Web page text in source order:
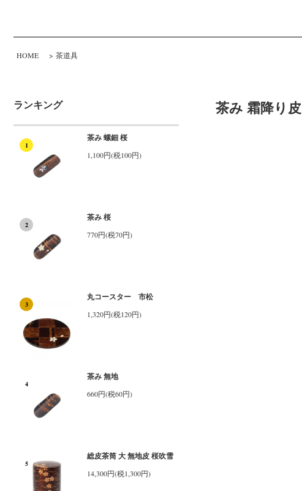
HOME > 茶道具
ランキング
1
茶み 螺鈿 桜
1,100円(税100円)
2
茶み 桜
770円(税70円)
3
丸コースター 市松
1,320円(税120円)
4
茶み 無地
660円(税60円)
5
総皮茶筒 大 無地皮 桜吹雪
14,300円(税1,300円)
茶み 霜降り皮